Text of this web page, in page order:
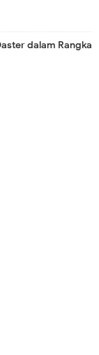
dalam Rangka